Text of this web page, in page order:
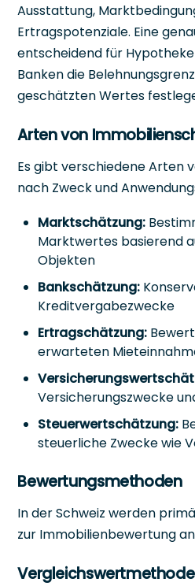
Ausstattung,
Ertragspotenziale. Eine
entscheidend für
Banken die
geschätzten Wertes
Arten von
Es gibt verschiedene Arten
nach Zweck und
Marktschätzung:
Marktwertes basierend
Objekten
Bankschätzung:
Kreditvergabezwecke
Ertragschätzung:
erwarteten
Versicherungszwecke
Steuerwertschätzung:
steuerliche Zwecke wie
Bewertungsmethoden
In der Schweiz werden
zur Immobilienbewertung
Vergleichswertmethode